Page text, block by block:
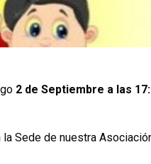
2 de Septiembre a las
Sede de nuestra